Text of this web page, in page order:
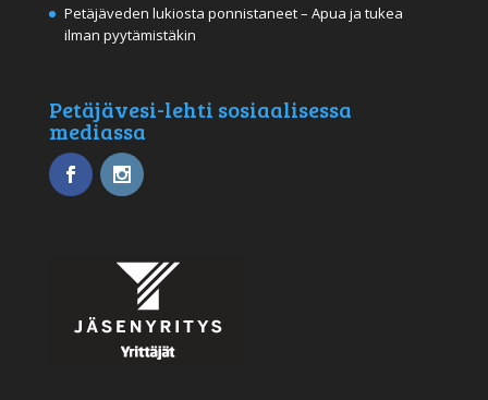
Petäjäveden lukiosta ponnistaneet – Apua ja tukea
ilman pyytämistäkin
Petäjävesi-lehti sosiaalisessa
mediassa